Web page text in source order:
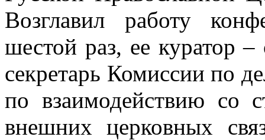
Возглавил работу
шестой раз, ее куратор
секретарь Комиссии по
по взаимодействию со
внешних церковных